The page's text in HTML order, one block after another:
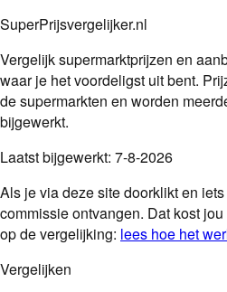
SuperPrijsvergelijker.nl
Vergelijk supermarktprijzen en
waar je het voordeligst uit bent.
de supermarkten en worden
bijgewerkt.
Laatst bijgewerkt: 7-8-2026
Als je via deze site doorklikt en
commissie ontvangen. Dat kost
op de vergelijking: lees hoe het
Vergelijken